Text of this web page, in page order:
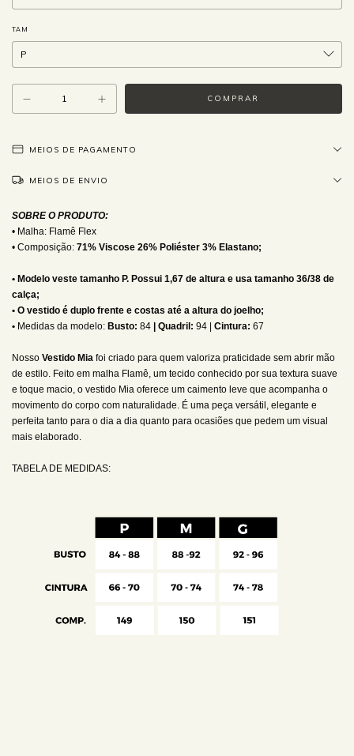
TAM
MEIOS DE PAGAMENTO
MEIOS DE ENVIO
SOBRE O PRODUTO:
• Malha: Flamê Flex
• Composição: 71% Viscose 26% Poliéster 3% Elastano;
• Modelo veste tamanho P. Possui 1,67 de altura e usa tamanho 36/38 de
calça;
• O vestido é duplo frente e costas até a altura do joelho;
• Medidas da modelo: Busto: 84 | Quadril: 94 | Cintura: 67
Nosso Vestido Mia foi criado para quem valoriza praticidade sem abrir mão
de estilo. Feito em malha Flamê, um tecido conhecido por sua textura suave
e toque macio, o vestido Mia oferece um caimento leve que acompanha o
movimento do corpo com naturalidade. É uma peça versátil, elegante e
perfeita tanto para o dia a dia quanto para ocasiões que pedem um visual
mais elaborado.
TABELA DE MEDIDAS: